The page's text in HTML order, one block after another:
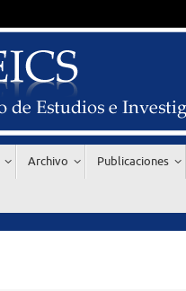
Archivo Publicaciones